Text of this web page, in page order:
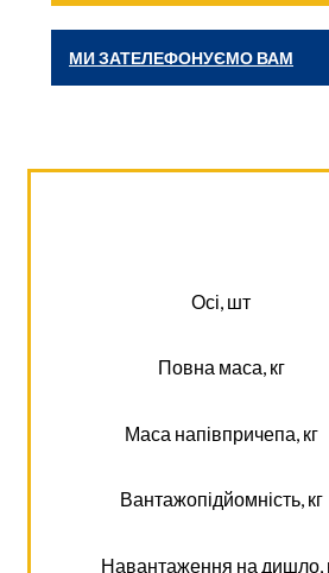
МИ ЗАТЕЛЕФОНУЄМО ВАМ
Осі, шт
Повна маса, кг
Маса напівпричепа, кг
Вантажопідйомність, кг
Навантаження на дишло,